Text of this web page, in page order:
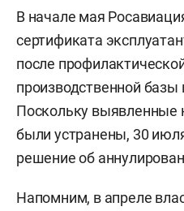
В начале мая
сертификата
после
производственной базы
Поскольку выявленные
были устранены, 30
решение об
Напомним, в апреле